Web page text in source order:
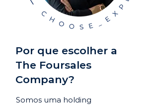
Por que escolher a
The Foursales
Company?
Somos uma holding